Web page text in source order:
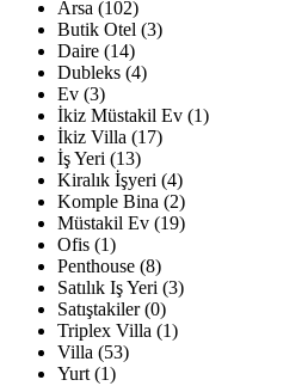
Arsa (102)
Butik Otel (3)
Daire (14)
Dubleks (4)
Ev (3)
İkiz Müstakil Ev (1)
İkiz Villa (17)
İş Yeri (13)
Kiralık İşyeri (4)
Komple Bina (2)
Müstakil Ev (19)
Ofis (1)
Penthouse (8)
Satılık Iş Yeri (3)
Satıştakiler (0)
Triplex Villa (1)
Villa (53)
Yurt (1)